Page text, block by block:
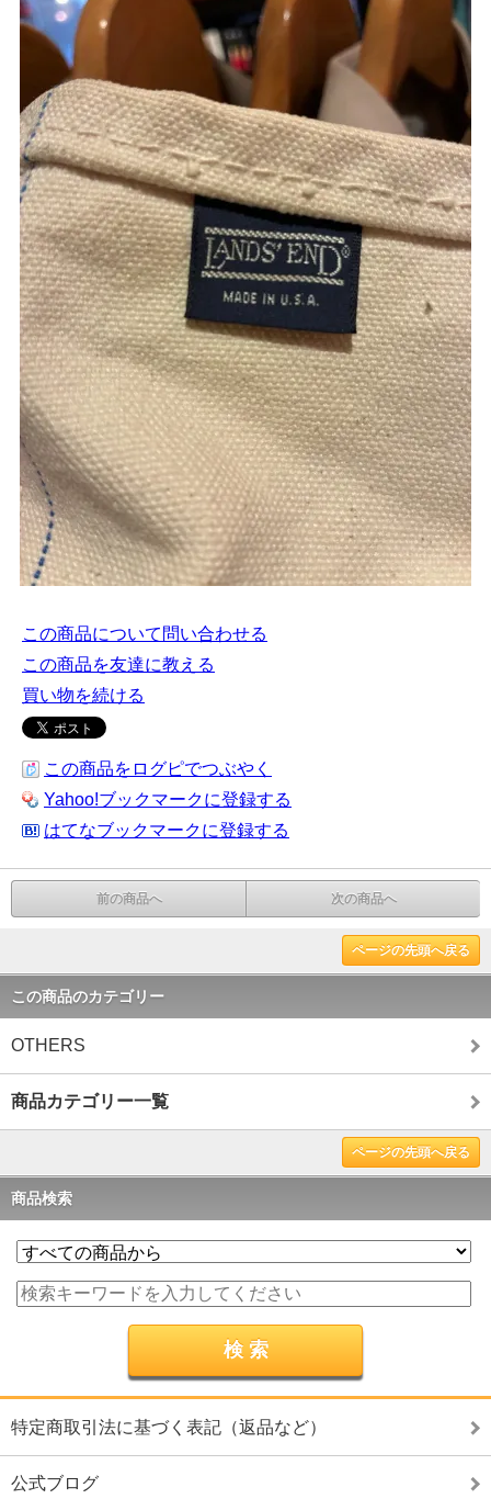
この商品について問い合わせる
この商品を友達に教える
買い物を続ける
この商品をログピでつぶやく
Yahoo!ブックマークに登録する
はてなブックマークに登録する
前の商品へ 次の商品へ
ページの先頭へ戻る
この商品のカテゴリー
OTHERS
商品カテゴリー一覧
ページの先頭へ戻る
商品検索
特定商取引法に基づく表記（返品など）
公式ブログ